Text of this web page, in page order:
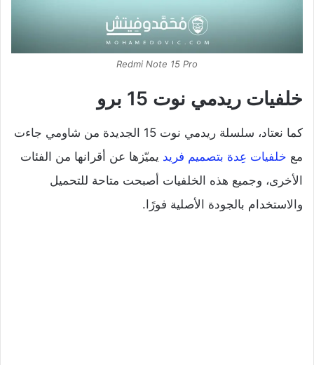
Redmi Note 15 Pro
خلفيات ريدمي نوت 15 برو
كما نعتاد، سلسلة ريدمي نوت 15 الجديدة من شاومي جاءت
مع خلفيات عِدة بتصميم فريد يميّزها عن أقرانها من الفئات
الأخرى، وجميع هذه الخلفيات أصبحت متاحة للتحميل
والاستخدام بالجودة الأصلية فورًا.